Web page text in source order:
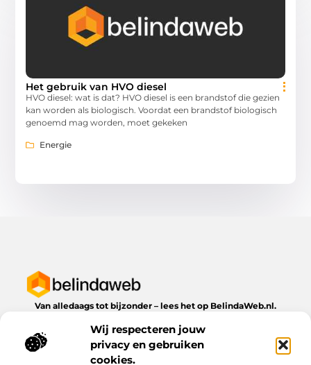
Wij respecteren jouw
privacy en gebruiken
cookies.
Het gebruik van HVO diesel
HVO diesel: wat is dat? HVO diesel is een brandstof die gezien
kan worden als biologisch. Voordat een brandstof biologisch
genoemd mag worden, moet gekeken
Energie
Van alledaags tot bijzonder – lees het op BelindaWeb.nl.
dagelijks leven te bieden heeft.
Bericht categorie